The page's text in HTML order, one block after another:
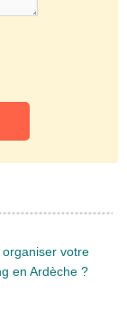
votre
en Ardèche ?